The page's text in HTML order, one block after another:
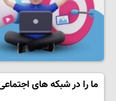
ما را در شبکه های